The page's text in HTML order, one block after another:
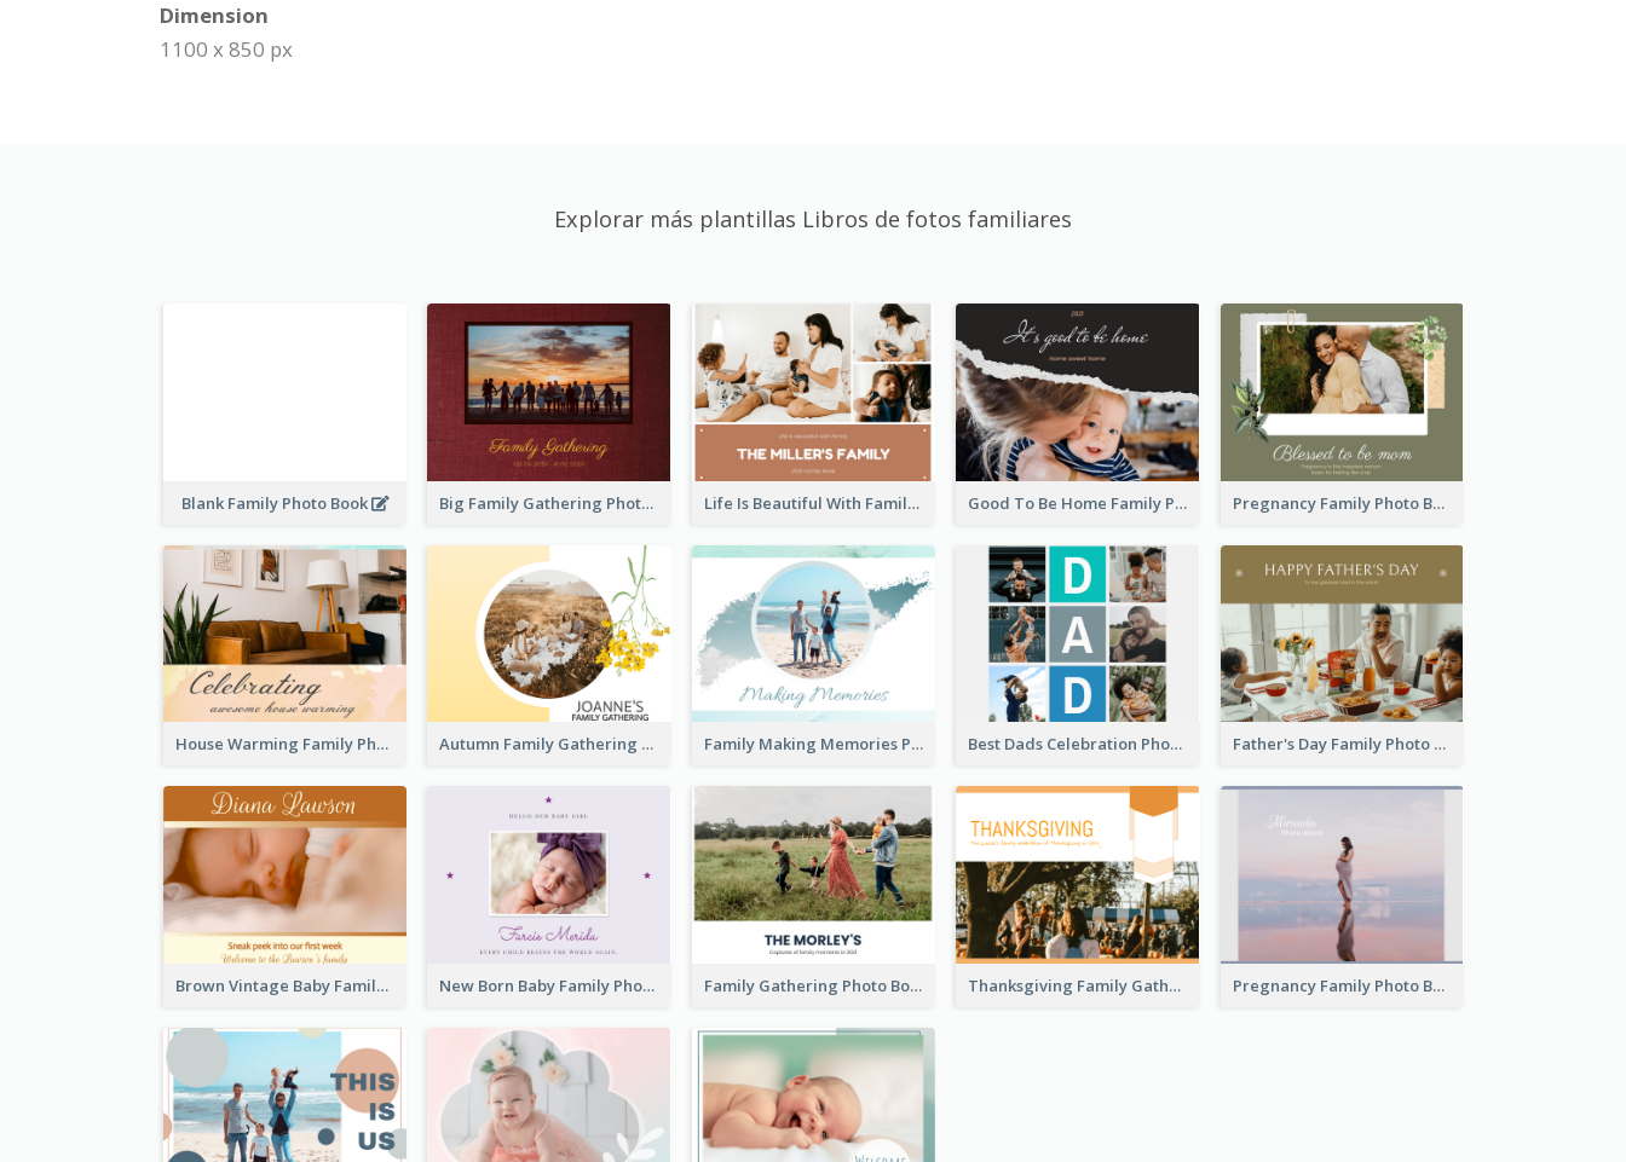
Dimension
1100 x 850 px
Explorar más plantillas Libros de fotos familiares
Blank Family Photo Book Big Family Gathering Photo Book Life Is Beautiful With Family Photo Book Good To Be Home Family Photo Book Pregnancy Family Photo Book
House Warming Family Photo Book Autumn Family Gathering Photo Book Family Making Memories Photo Book Best Dads Celebration Photo Book Father's Day Family Photo Book
Brown Vintage Baby Family Photo Book New Born Baby Family Photo Book Family Gathering Photo Book Thanksgiving Family Gathering Photo Book Pregnancy Family Photo Book